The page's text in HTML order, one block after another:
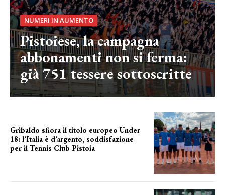
NUMERI IN AUMENTO
Pistoiese, la campagna
abbonamenti non si ferma:
già 751 tessere sottoscritte
Gribaldo sfiora il titolo europeo Under
18: l’Italia è d’argento, soddisfazione
per il Tennis Club Pistoia